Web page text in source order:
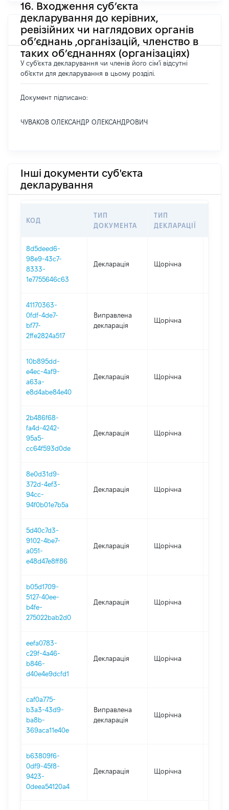
16. Входження суб’єкта
декларування до керівних,
ревізійних чи наглядових органів
об’єднань ,організацій, членство в
таких об’єднаннях (організаціях)
У суб'єкта декларування чи членів його сім'ї відсутні
об'єкти для декларування в цьому розділі.
Документ підписано:
ЧУВАКОВ ОЛЕКСАНДР ОЛЕКСАНДРОВИЧ
Інші документи суб'єкта
декларування
КОД
ТИП
ДОКУМЕНТА
ТИП
ДЕКЛАРАЦІЇ
8d5deed6-
98e9-43c7-
8333-
1e7755646c63
Декларація Щорічна
41170363-
0fdf-4de7-
bf77-
2ffe2824a517
Виправлена
декларація
Щорічна
10b895dd-
e4ec-4af9-
a63a-
e8d4abe84e40
Декларація Щорічна
2b486f68-
fa4d-4242-
95a5-
cc64f593d0de
Декларація Щорічна
8e0d31d9-
372d-4ef3-
94cc-
94f0b01e7b5a
Декларація Щорічна
5d40c7d3-
9102-4be7-
a051-
e48d47e8ff86
Декларація Щорічна
b05d1709-
5127-40ee-
b4fe-
275022bab2d0
Декларація Щорічна
eefa0783-
c29f-4a46-
b846-
d40e4e9dcfd1
Декларація Щорічна
caf0a775-
b3a3-43d9-
ba8b-
369aca11e40e
Виправлена
декларація
Щорічна
b63809f6-
0df9-45f8-
9423-
0deea54120a4
Декларація Щорічна